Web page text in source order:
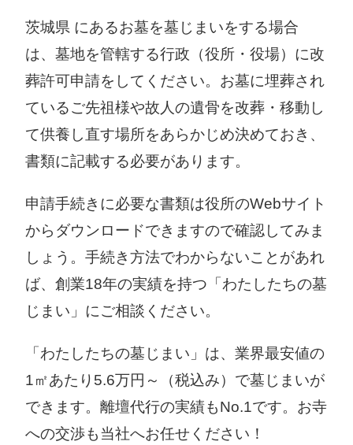
茨城県 にあるお墓を墓じまいをする場合
は、墓地を管轄する行政（役所・役場）に改
葬許可申請をしてください。お墓に埋葬され
ているご先祖様や故人の遺骨を改葬・移動し
て供養し直す場所をあらかじめ決めておき、
書類に記載する必要があります。
申請手続きに必要な書類は役所のWebサイト
からダウンロードできますので確認してみま
しょう。手続き方法でわからないことがあれ
ば、創業18年の実績を持つ「わたしたちの墓
じまい」にご相談ください。
「わたしたちの墓じまい」は、業界最安値の
1㎡あたり5.6万円～（税込み）で墓じまいが
できます。離壇代行の実績もNo.1です。お寺
への交渉も当社へお任せください！